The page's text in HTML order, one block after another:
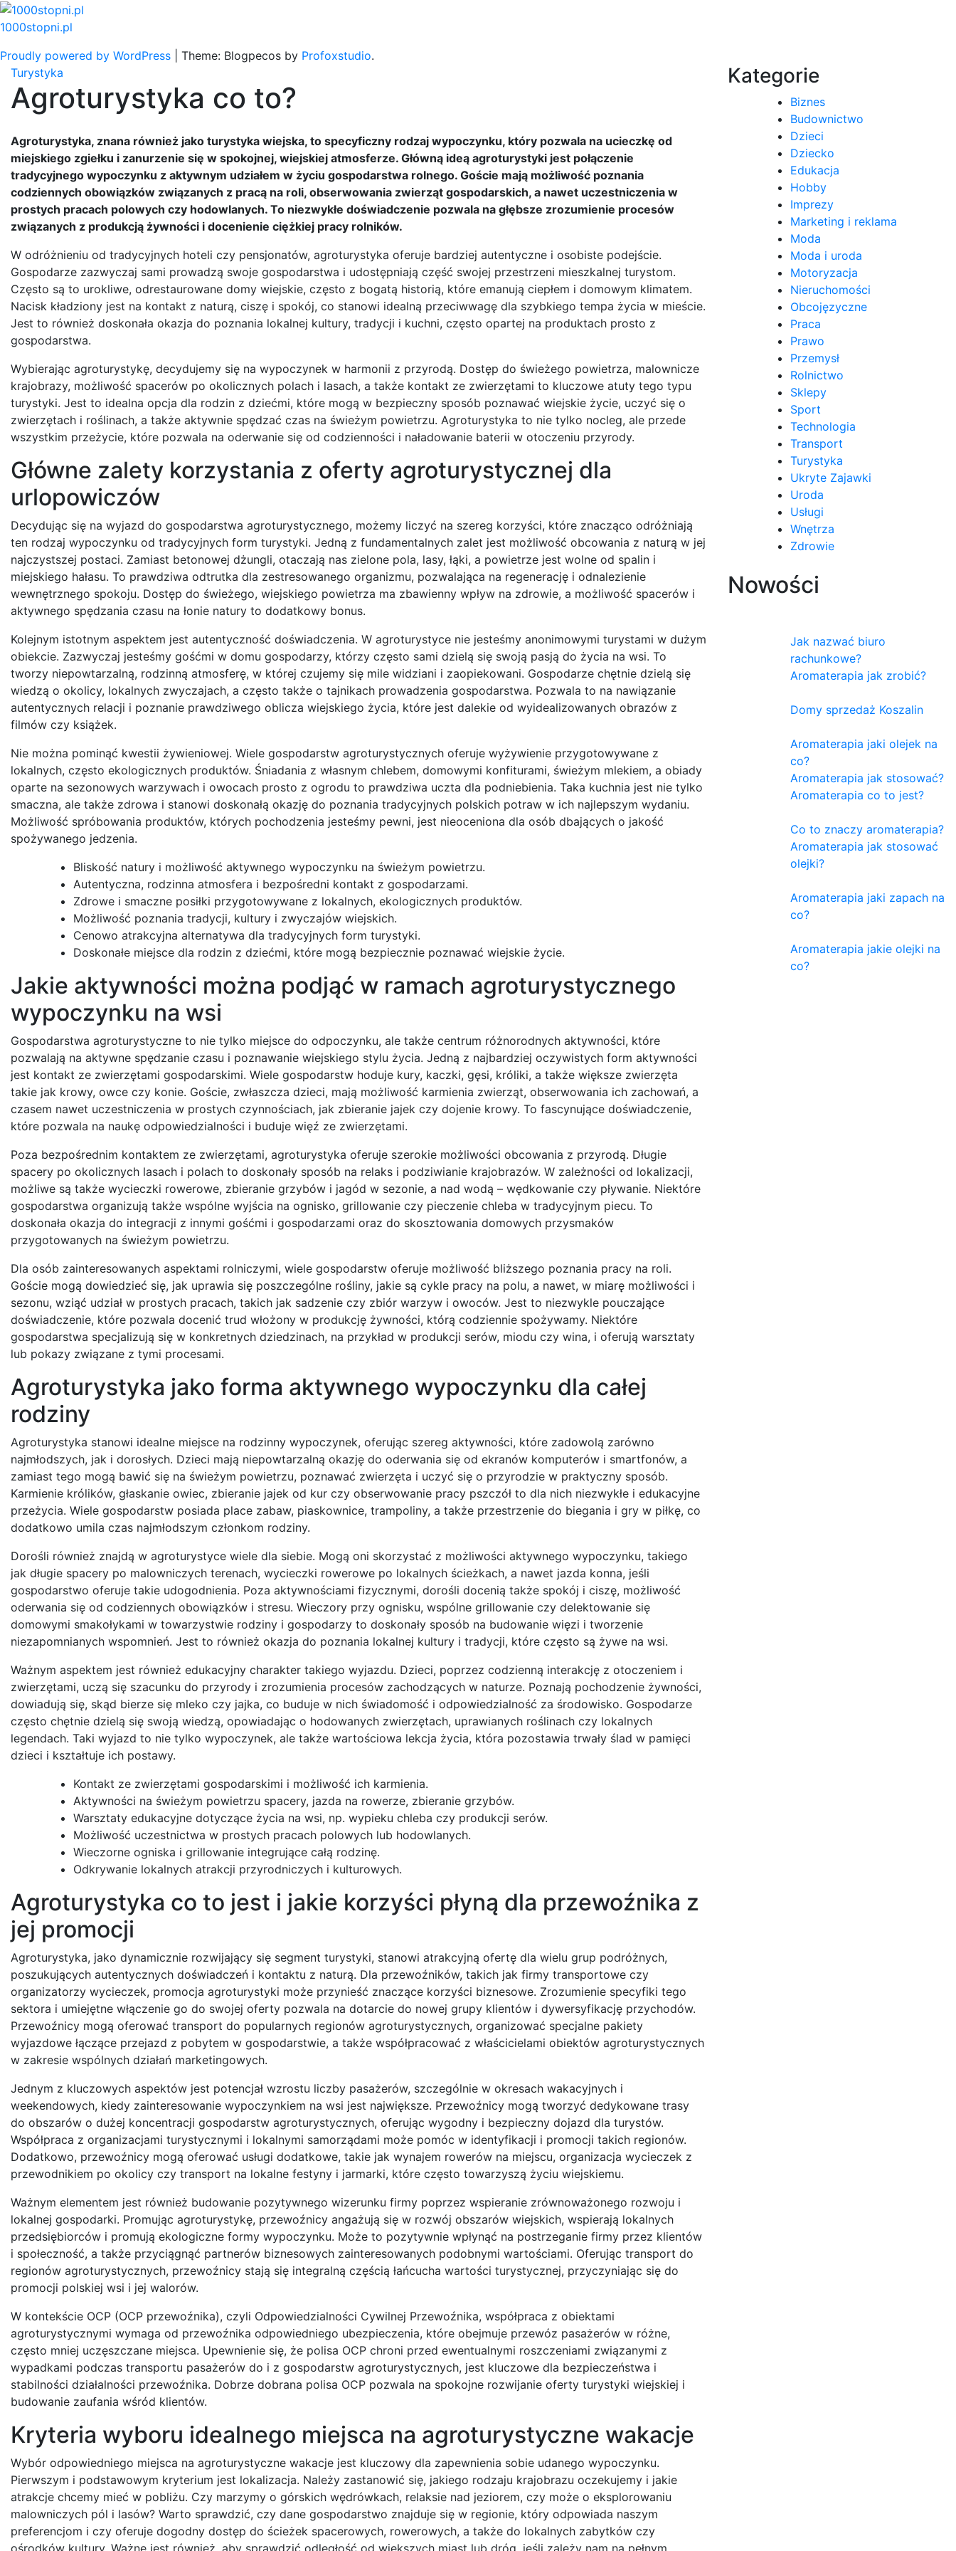
Skip
to
1000stopni.pl
Proudly powered by WordPress
Theme: Blogpecos by Profoxstudio.
Turystyka
Agroturystyka co to?
Agroturystyka, znana również jako turystyka wiejska, to specyficzny rodzaj wypoczynku, który pozwala na ucieczkę od
miejskiego zgiełku i zanurzenie się w spokojnej, wiejskiej atmosferze. Główną ideą agroturystyki jest połączenie
tradycyjnego wypoczynku z aktywnym udziałem w życiu gospodarstwa rolnego. Goście mają możliwość poznania
codziennych obowiązków związanych z pracą na roli, obserwowania zwierząt gospodarskich, a nawet uczestniczenia w
prostych pracach polowych czy hodowlanych. To niezwykłe doświadczenie pozwala na głębsze zrozumienie procesów
związanych z produkcją żywności i docenienie ciężkiej pracy rolników.
W odróżnieniu od tradycyjnych hoteli czy pensjonatów, agroturystyka oferuje bardziej autentyczne i osobiste podejście.
Gospodarze zazwyczaj sami prowadzą swoje gospodarstwa i udostępniają część swojej przestrzeni mieszkalnej turystom.
Często są to urokliwe, odrestaurowane domy wiejskie, często z bogatą historią, które emanują ciepłem i domowym klimatem.
Nacisk kładziony jest na kontakt z naturą, ciszę i spokój, co stanowi idealną przeciwwagę dla szybkiego tempa życia w mieście.
Jest to również doskonała okazja do poznania lokalnej kultury, tradycji i kuchni, często opartej na produktach prosto z
gospodarstwa.
Wybierając agroturystykę, decydujemy się na wypoczynek w harmonii z przyrodą. Dostęp do świeżego powietrza, malownicze
krajobrazy, możliwość spacerów po okolicznych polach i lasach, a także kontakt ze zwierzętami to kluczowe atuty tego typu
turystyki. Jest to idealna opcja dla rodzin z dziećmi, które mogą w bezpieczny sposób poznawać wiejskie życie, uczyć się o
zwierzętach i roślinach, a także aktywnie spędzać czas na świeżym powietrzu. Agroturystyka to nie tylko nocleg, ale przede
wszystkim przeżycie, które pozwala na oderwanie się od codzienności i naładowanie baterii w otoczeniu przyrody.
Główne zalety korzystania z oferty agroturystycznej dla
urlopowiczów
Decydując się na wyjazd do gospodarstwa agroturystycznego, możemy liczyć na szereg korzyści, które znacząco odróżniają
ten rodzaj wypoczynku od tradycyjnych form turystyki. Jedną z fundamentalnych zalet jest możliwość obcowania z naturą w jej
najczystszej postaci. Zamiast betonowej dżungli, otaczają nas zielone pola, lasy, łąki, a powietrze jest wolne od spalin i
miejskiego hałasu. To prawdziwa odtrutka dla zestresowanego organizmu, pozwalająca na regenerację i odnalezienie
wewnętrznego spokoju. Dostęp do świeżego, wiejskiego powietrza ma zbawienny wpływ na zdrowie, a możliwość spacerów i
aktywnego spędzania czasu na łonie natury to dodatkowy bonus.
Kolejnym istotnym aspektem jest autentyczność doświadczenia. W agroturystyce nie jesteśmy anonimowymi turystami w dużym
obiekcie. Zazwyczaj jesteśmy gośćmi w domu gospodarzy, którzy często sami dzielą się swoją pasją do życia na wsi. To
tworzy niepowtarzalną, rodzinną atmosferę, w której czujemy się mile widziani i zaopiekowani. Gospodarze chętnie dzielą się
wiedzą o okolicy, lokalnych zwyczajach, a często także o tajnikach prowadzenia gospodarstwa. Pozwala to na nawiązanie
autentycznych relacji i poznanie prawdziwego oblicza wiejskiego życia, które jest dalekie od wyidealizowanych obrazów z
filmów czy książek.
Nie można pominąć kwestii żywieniowej. Wiele gospodarstw agroturystycznych oferuje wyżywienie przygotowywane z
lokalnych, często ekologicznych produktów. Śniadania z własnym chlebem, domowymi konfiturami, świeżym mlekiem, a obiady
oparte na sezonowych warzywach i owocach prosto z ogrodu to prawdziwa uczta dla podniebienia. Taka kuchnia jest nie tylko
smaczna, ale także zdrowa i stanowi doskonałą okazję do poznania tradycyjnych polskich potraw w ich najlepszym wydaniu.
Możliwość spróbowania produktów, których pochodzenia jesteśmy pewni, jest nieoceniona dla osób dbających o jakość
spożywanego jedzenia.
Bliskość natury i możliwość aktywnego wypoczynku na świeżym powietrzu.
Autentyczna, rodzinna atmosfera i bezpośredni kontakt z gospodarzami.
Zdrowe i smaczne posiłki przygotowywane z lokalnych, ekologicznych produktów.
Możliwość poznania tradycji, kultury i zwyczajów wiejskich.
Cenowo atrakcyjna alternatywa dla tradycyjnych form turystyki.
Doskonałe miejsce dla rodzin z dziećmi, które mogą bezpiecznie poznawać wiejskie życie.
Jakie aktywności można podjąć w ramach agroturystycznego
wypoczynku na wsi
Gospodarstwa agroturystyczne to nie tylko miejsce do odpoczynku, ale także centrum różnorodnych aktywności, które
pozwalają na aktywne spędzanie czasu i poznawanie wiejskiego stylu życia. Jedną z najbardziej oczywistych form aktywności
jest kontakt ze zwierzętami gospodarskimi. Wiele gospodarstw hoduje kury, kaczki, gęsi, króliki, a także większe zwierzęta
takie jak krowy, owce czy konie. Goście, zwłaszcza dzieci, mają możliwość karmienia zwierząt, obserwowania ich zachowań, a
czasem nawet uczestniczenia w prostych czynnościach, jak zbieranie jajek czy dojenie krowy. To fascynujące doświadczenie,
które pozwala na naukę odpowiedzialności i buduje więź ze zwierzętami.
Poza bezpośrednim kontaktem ze zwierzętami, agroturystyka oferuje szerokie możliwości obcowania z przyrodą. Długie
spacery po okolicznych lasach i polach to doskonały sposób na relaks i podziwianie krajobrazów. W zależności od lokalizacji,
możliwe są także wycieczki rowerowe, zbieranie grzybów i jagód w sezonie, a nad wodą – wędkowanie czy pływanie. Niektóre
gospodarstwa organizują także wspólne wyjścia na ognisko, grillowanie czy pieczenie chleba w tradycyjnym piecu. To
doskonała okazja do integracji z innymi gośćmi i gospodarzami oraz do skosztowania domowych przysmaków
przygotowanych na świeżym powietrzu.
Dla osób zainteresowanych aspektami rolniczymi, wiele gospodarstw oferuje możliwość bliższego poznania pracy na roli.
Goście mogą dowiedzieć się, jak uprawia się poszczególne rośliny, jakie są cykle pracy na polu, a nawet, w miarę możliwości i
sezonu, wziąć udział w prostych pracach, takich jak sadzenie czy zbiór warzyw i owoców. Jest to niezwykle pouczające
doświadczenie, które pozwala docenić trud włożony w produkcję żywności, którą codziennie spożywamy. Niektóre
gospodarstwa specjalizują się w konkretnych dziedzinach, na przykład w produkcji serów, miodu czy wina, i oferują warsztaty
lub pokazy związane z tymi procesami.
Agroturystyka jako forma aktywnego wypoczynku dla całej
rodziny
Agroturystyka stanowi idealne miejsce na rodzinny wypoczynek, oferując szereg aktywności, które zadowolą zarówno
najmłodszych, jak i dorosłych. Dzieci mają niepowtarzalną okazję do oderwania się od ekranów komputerów i smartfonów, a
zamiast tego mogą bawić się na świeżym powietrzu, poznawać zwierzęta i uczyć się o przyrodzie w praktyczny sposób.
Karmienie królików, głaskanie owiec, zbieranie jajek od kur czy obserwowanie pracy pszczół to dla nich niezwykłe i edukacyjne
przeżycia. Wiele gospodarstw posiada place zabaw, piaskownice, trampoliny, a także przestrzenie do biegania i gry w piłkę, co
dodatkowo umila czas najmłodszym członkom rodziny.
Dorośli również znajdą w agroturystyce wiele dla siebie. Mogą oni skorzystać z możliwości aktywnego wypoczynku, takiego
jak długie spacery po malowniczych terenach, wycieczki rowerowe po lokalnych ścieżkach, a nawet jazda konna, jeśli
gospodarstwo oferuje takie udogodnienia. Poza aktywnościami fizycznymi, dorośli docenią także spokój i ciszę, możliwość
oderwania się od codziennych obowiązków i stresu. Wieczory przy ognisku, wspólne grillowanie czy delektowanie się
domowymi smakołykami w towarzystwie rodziny i gospodarzy to doskonały sposób na budowanie więzi i tworzenie
niezapomnianych wspomnień. Jest to również okazja do poznania lokalnej kultury i tradycji, które często są żywe na wsi.
Ważnym aspektem jest również edukacyjny charakter takiego wyjazdu. Dzieci, poprzez codzienną interakcję z otoczeniem i
zwierzętami, uczą się szacunku do przyrody i zrozumienia procesów zachodzących w naturze. Poznają pochodzenie żywności,
dowiadują się, skąd bierze się mleko czy jajka, co buduje w nich świadomość i odpowiedzialność za środowisko. Gospodarze
często chętnie dzielą się swoją wiedzą, opowiadając o hodowanych zwierzętach, uprawianych roślinach czy lokalnych
legendach. Taki wyjazd to nie tylko wypoczynek, ale także wartościowa lekcja życia, która pozostawia trwały ślad w pamięci
dzieci i kształtuje ich postawy.
Kontakt ze zwierzętami gospodarskimi i możliwość ich karmienia.
Aktywności na świeżym powietrzu spacery, jazda na rowerze, zbieranie grzybów.
Warsztaty edukacyjne dotyczące życia na wsi, np. wypieku chleba czy produkcji serów.
Możliwość uczestnictwa w prostych pracach polowych lub hodowlanych.
Wieczorne ogniska i grillowanie integrujące całą rodzinę.
Odkrywanie lokalnych atrakcji przyrodniczych i kulturowych.
Agroturystyka co to jest i jakie korzyści płyną dla przewoźnika z
jej promocji
Agroturystyka, jako dynamicznie rozwijający się segment turystyki, stanowi atrakcyjną ofertę dla wielu grup podróżnych,
poszukujących autentycznych doświadczeń i kontaktu z naturą. Dla przewoźników, takich jak firmy transportowe czy
organizatorzy wycieczek, promocja agroturystyki może przynieść znaczące korzyści biznesowe. Zrozumienie specyfiki tego
sektora i umiejętne włączenie go do swojej oferty pozwala na dotarcie do nowej grupy klientów i dywersyfikację przychodów.
Przewoźnicy mogą oferować transport do popularnych regionów agroturystycznych, organizować specjalne pakiety
wyjazdowe łączące przejazd z pobytem w gospodarstwie, a także współpracować z właścicielami obiektów agroturystycznych
w zakresie wspólnych działań marketingowych.
Jednym z kluczowych aspektów jest potencjał wzrostu liczby pasażerów, szczególnie w okresach wakacyjnych i
weekendowych, kiedy zainteresowanie wypoczynkiem na wsi jest największe. Przewoźnicy mogą tworzyć dedykowane trasy
do obszarów o dużej koncentracji gospodarstw agroturystycznych, oferując wygodny i bezpieczny dojazd dla turystów.
Współpraca z organizacjami turystycznymi i lokalnymi samorządami może pomóc w identyfikacji i promocji takich regionów.
Dodatkowo, przewoźnicy mogą oferować usługi dodatkowe, takie jak wynajem rowerów na miejscu, organizacja wycieczek z
przewodnikiem po okolicy czy transport na lokalne festyny i jarmarki, które często towarzyszą życiu wiejskiemu.
Ważnym elementem jest również budowanie pozytywnego wizerunku firmy poprzez wspieranie zrównoważonego rozwoju i
lokalnej gospodarki. Promując agroturystykę, przewoźnicy angażują się w rozwój obszarów wiejskich, wspierają lokalnych
przedsiębiorców i promują ekologiczne formy wypoczynku. Może to pozytywnie wpłynąć na postrzeganie firmy przez klientów
i społeczność, a także przyciągnąć partnerów biznesowych zainteresowanych podobnymi wartościami. Oferując transport do
regionów agroturystycznych, przewoźnicy stają się integralną częścią łańcucha wartości turystycznej, przyczyniając się do
promocji polskiej wsi i jej walorów.
W kontekście OCP (OCP przewoźnika), czyli Odpowiedzialności Cywilnej Przewoźnika, współpraca z obiektami
agroturystycznymi wymaga od przewoźnika odpowiedniego ubezpieczenia, które obejmuje przewóz pasażerów w różne,
często mniej uczęszczane miejsca. Upewnienie się, że polisa OCP chroni przed ewentualnymi roszczeniami związanymi z
wypadkami podczas transportu pasażerów do i z gospodarstw agroturystycznych, jest kluczowe dla bezpieczeństwa i
stabilności działalności przewoźnika. Dobrze dobrana polisa OCP pozwala na spokojne rozwijanie oferty turystyki wiejskiej i
budowanie zaufania wśród klientów.
Kryteria wyboru idealnego miejsca na agroturystyczne wakacje
Wybór odpowiedniego miejsca na agroturystyczne wakacje jest kluczowy dla zapewnienia sobie udanego wypoczynku.
Pierwszym i podstawowym kryterium jest lokalizacja. Należy zastanowić się, jakiego rodzaju krajobrazu oczekujemy i jakie
atrakcje chcemy mieć w pobliżu. Czy marzymy o górskich wędrówkach, relaksie nad jeziorem, czy może o eksplorowaniu
malowniczych pól i lasów? Warto sprawdzić, czy dane gospodarstwo znajduje się w regionie, który odpowiada naszym
preferencjom i czy oferuje dogodny dostęp do ścieżek spacerowych, rowerowych, a także do lokalnych zabytków czy
ośrodków kultury. Ważne jest również, aby sprawdzić odległość od większych miast lub dróg, jeśli zależy nam na pełnym
Kategorie
Biznes
Budownictwo
Dzieci
Dziecko
Edukacja
Hobby
Imprezy
Marketing i reklama
Moda
Moda i uroda
Motoryzacja
Nieruchomości
Obcojęzyczne
Praca
Prawo
Przemysł
Rolnictwo
Sklepy
Sport
Technologia
Transport
Turystyka
Ukryte Zajawki
Uroda
Usługi
Wnętrza
Zdrowie
Nowości
Jak nazwać biuro
rachunkowe?
Aromaterapia jak zrobić?
Domy sprzedaż Koszalin
Aromaterapia jaki olejek na
co?
Aromaterapia jak stosować?
Aromaterapia co to jest?
Co to znaczy aromaterapia?
Aromaterapia jak stosować
olejki?
Aromaterapia jaki zapach na
co?
Aromaterapia jakie olejki na
co?